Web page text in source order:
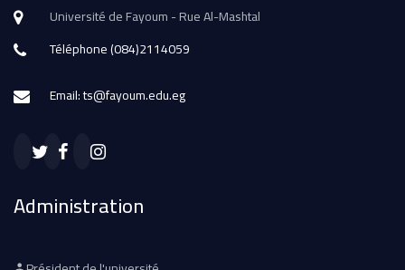
Université de Fayoum - Rue Al-Mashtal
Téléphone (084)2114059
Email: ts@fayoum.edu.eg
Administration